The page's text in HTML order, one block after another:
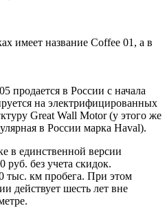
имеет название Coffee 01, а в
продается в России с начала
на электрифицированных
Great Wall Motor (у этого же
в России марка Haval).
в единственной версии
без учета скидок.
тыс. км пробега. При этом
действует шесть лет вне